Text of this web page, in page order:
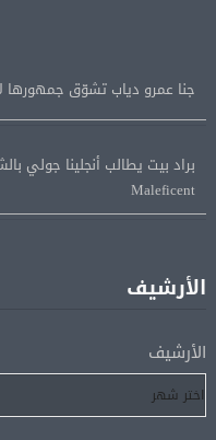
Maleficent
لإتمام انتقاله إلى طرابزون سبور
الأرشيف
الأرشيف